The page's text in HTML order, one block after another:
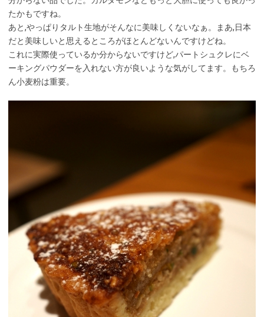
たかもですね。
あと,やっぱりタルト生地がそんなに美味しくないなぁ。まあ,日本
だと美味しいと思えるところがほとんどないんですけどね。
これに実際使っているか分からないですけど,パートシュクレにベ
ーキングパウダーを入れない方が良いような気がしてます。もちろ
ん小麦粉は重要。